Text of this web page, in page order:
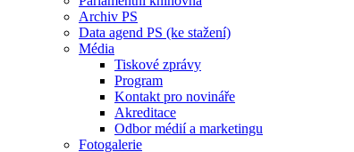
Archiv PS
Data agend PS (ke stažení)
Média
Tiskové zprávy
Program
Kontakt pro novináře
Akreditace
Odbor médií a marketingu
Fotogalerie